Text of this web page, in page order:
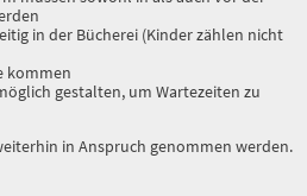
in der Bücherei (Kinder zählen nicht
kommen
gestalten, um Wartezeiten zu
in Anspruch genommen werden.